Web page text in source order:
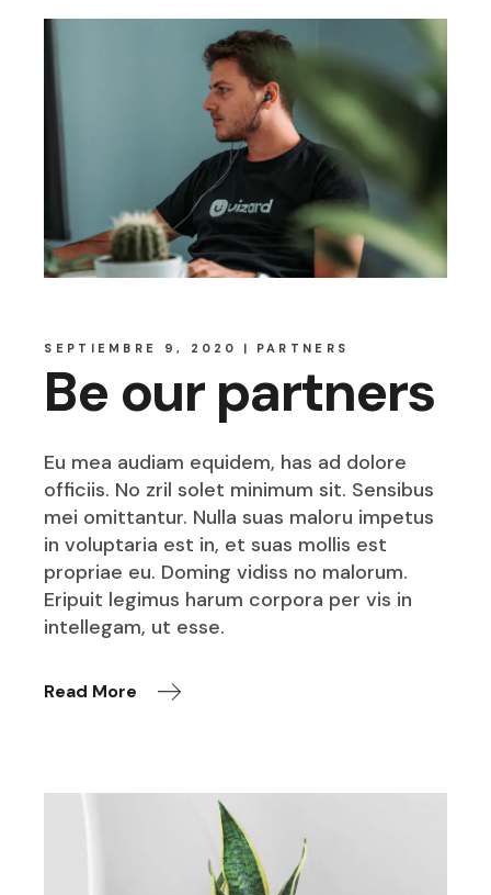
SEPTIEMBRE 9, 2020 PARTNERS
Be our partners
Eu mea audiam equidem, has ad dolore
officiis. No zril solet minimum sit. Sensibus
mei omittantur. Nulla suas maloru impetus
in voluptaria est in, et suas mollis est
propriae eu. Doming vidiss no malorum.
Eripuit legimus harum corpora per vis in
intellegam, ut esse.
Read More